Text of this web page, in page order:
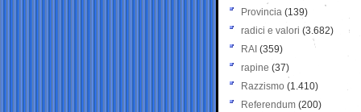
Provincia (139)
radici e valori (3.682)
RAI (359)
rapine (37)
Razzismo (1.410)
Referendum (200)